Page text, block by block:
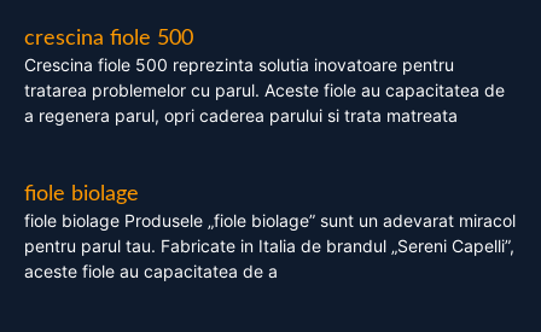
crescina fiole 500
Crescina fiole 500 reprezinta solutia inovatoare pentru
tratarea problemelor cu parul. Aceste fiole au capacitatea de
a regenera parul, opri caderea parului si trata matreata
fiole biolage
fiole biolage Produsele „fiole biolage” sunt un adevarat miracol
pentru parul tau. Fabricate in Italia de brandul „Sereni Capelli”,
aceste fiole au capacitatea de a